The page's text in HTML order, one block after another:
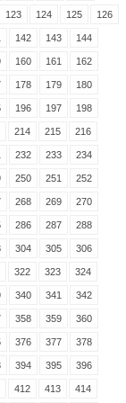
123 124 125 126
142 143 144
160 161 162
178 179 180
196 197 198
214 215 216
232 233 234
250 251 252
268 269 270
286 287 288
304 305 306
322 323 324
340 341 342
358 359 360
376 377 378
394 395 396
412 413 414